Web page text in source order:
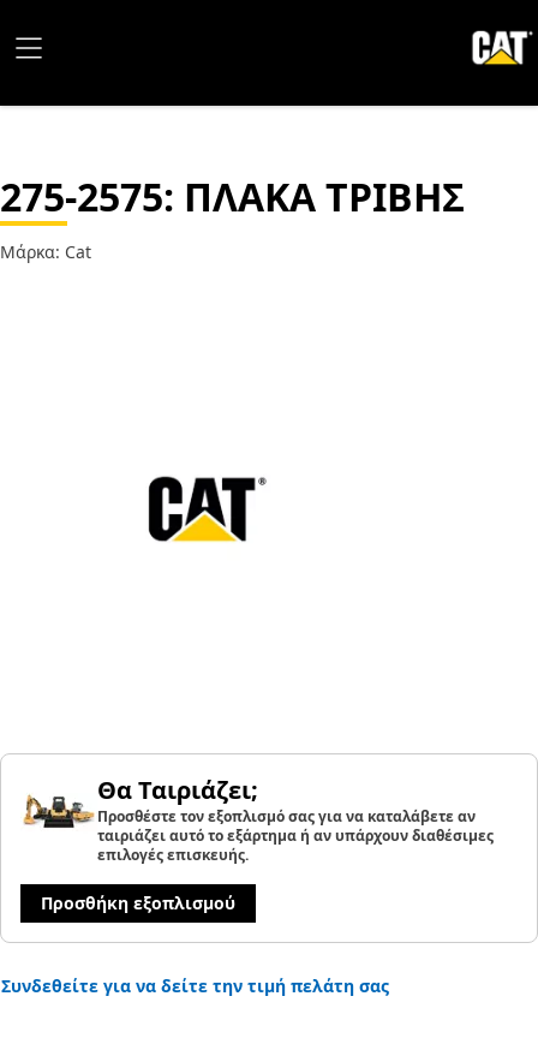
275-2575: ΠΛΑΚΑ ΤΡΙΒΗΣ
Μάρκα: Cat
Θα Ταιριάζει;
Προσθέστε τον εξοπλισμό σας για να καταλάβετε αν
ταιριάζει αυτό το εξάρτημα ή αν υπάρχουν διαθέσιμες
επιλογές επισκευής.
Προσθήκη εξοπλισμού
Συνδεθείτε για να δείτε την τιμή πελάτη σας